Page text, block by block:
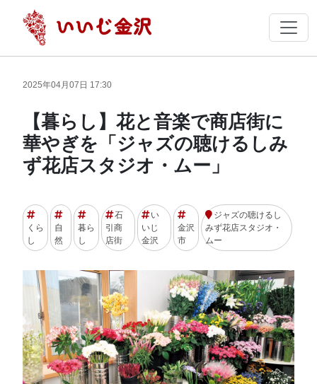
2025年04月07日 17:30
【暮らし】花と音楽で商店街に
華やぎを「ジャズの聴けるしみ
ず花店スタジオ・ムー」
くら
し
自
然
暮ら
し
石
引商
店街
い
いじ
金沢
金沢
市
ジャズの聴けるし
みず花店スタジオ・
ムー